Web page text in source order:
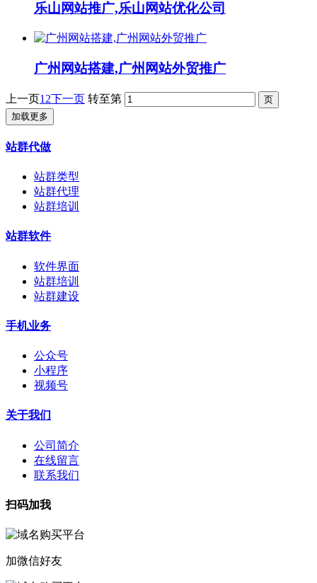
乐山网站推广,乐山网站优化公司
广州网站搭建,广州网站外贸推广
上一页1 2下一页 转至第
加载更多
站群代做
站群类型
站群代理
站群培训
站群软件
软件界面
站群培训
站群建设
手机业务
公众号
小程序
视频号
关于我们
公司简介
在线留言
联系我们
扫码加我
加微信好友